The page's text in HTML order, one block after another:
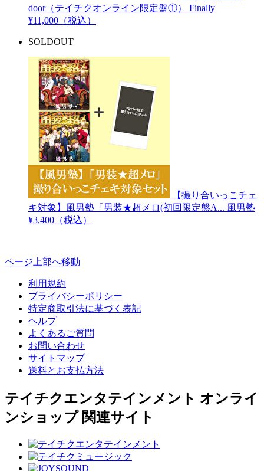
door（テイチクオンライン限定盤①） Finally
¥11,000（税込）
SOLDOUT
【撮り合いっこチェ
キ対象】風男塾「男装★超メロ(初回限定盤A... 風男塾
¥3,400（税込）
ページ上部へ移動
利用規約
プライバシーポリシー
特定商取引法に基づく表記
ヘルプ
よくあるご質問
お問い合わせ
サイトマップ
送料とお支払方法
テイチクエンタテインメント オンライ
ンショップ 関連サイト